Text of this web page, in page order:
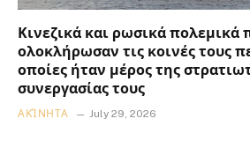
Κινεζικά και ρωσικά πολεμικά
ολοκλήρωσαν τις κοινές τους
οποίες ήταν μέρος της
συνεργασίας τους
ΑΚΊΝΗΤΑ July 29, 2026